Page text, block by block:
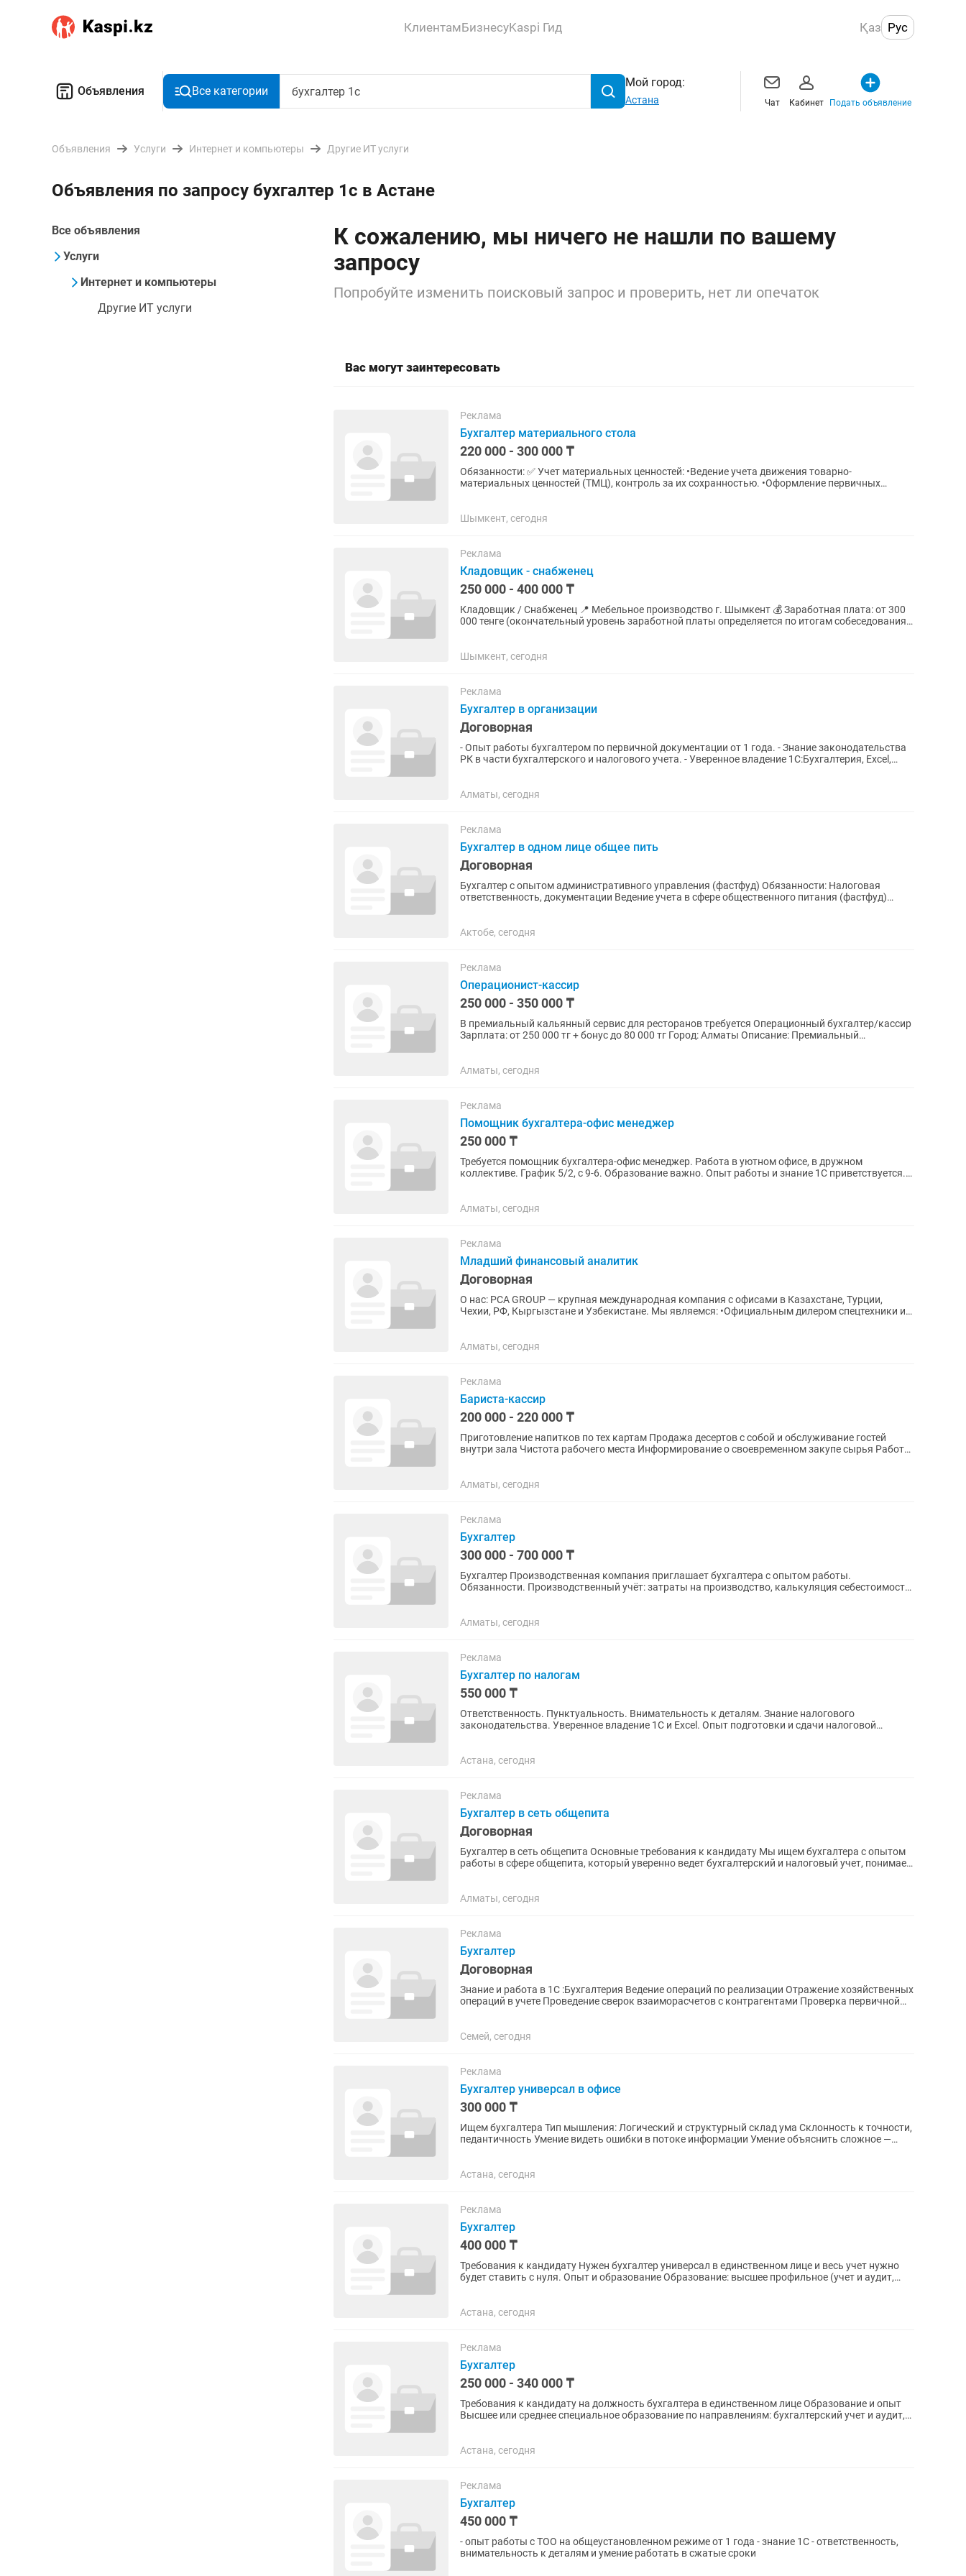
КлиентамБизнесуKaspi Гид Қаз Рус
Объявления Все категории
Мой город:
Астана Чат Кабинет Подать объявление
Объявления Услуги Интернет и компьютеры Другие ИТ услуги
Объявления по запросу бухгалтер 1с в Астане
Все объявления
Услуги
Интернет и компьютеры
Другие ИТ услуги
К сожалению, мы ничего не нашли по вашему
запросу
Попробуйте изменить поисковый запрос и проверить, нет ли опечаток
Вас могут заинтересовать
Реклама
Бухгалтер материального стола
220 000 - 300 000 ₸
Обязанности: ✅ Учет материальных ценностей: •Ведение учета движения товарно-
материальных ценностей (ТМЦ), контроль за их сохранностью. •Оформление первичных
Шымкент, сегодня
Реклама
Кладовщик - снабженец
250 000 - 400 000 ₸
Кладовщик / Снабженец 📍 Мебельное производство г. Шымкент 💰 Заработная плата: от 300
000 тенге (окончательный уровень заработной платы определяется по итогам собеседования).
Шымкент, сегодня
Реклама
Бухгалтер в организации
Договорная
- Опыт работы бухгалтером по первичной документации от 1 года. - Знание законодательства
РК в части бухгалтерского и налогового учета. - Уверенное владение 1С:Бухгалтерия, Excel,
Алматы, сегодня
Реклама
Бухгалтер в одном лице общее пить
Договорная
Бухгалтер с опытом административного управления (фастфуд) Обязанности: Налоговая
ответственность, документации Ведение учета в сфере общественного питания (фастфуд)
Актобе, сегодня
Реклама
Операционист-кассир
250 000 - 350 000 ₸
В премиальный кальянный сервис для ресторанов требуется Операционный бухгалтер/кассир
Зарплата: от 250 000 тг + бонус до 80 000 тг Город: Алматы Описание: Премиальный
Алматы, сегодня
Реклама
Помощник бухгалтера-офис менеджер
250 000 ₸
Требуется помощник бухгалтера-офис менеджер. Работа в уютном офисе, в дружном
коллективе. График 5/2, с 9-6. Образование важно. Опыт работы и знание 1С приветствуется.
Алматы, сегодня
Реклама
Младший финансовый аналитик
Договорная
О нас: PCA GROUP — крупная международная компания с офисами в Казахстане, Турции,
Чехии, РФ, Кыргызстане и Узбекистане. Мы являемся: •Официальным дилером спецтехники и
Алматы, сегодня
Реклама
Бариста-кассир
200 000 - 220 000 ₸
Приготовление напитков по тех картам Продажа десертов с собой и обслуживание гостей
внутри зала Чистота рабочего места Информирование о своевременном закупе сырья Работа
Алматы, сегодня
Реклама
Бухгалтер
300 000 - 700 000 ₸
Бухгалтер Производственная компания приглашает бухгалтера с опытом работы.
Обязанности. Производственный учёт: затраты на производство, калькуляция себестоимости,
Алматы, сегодня
Реклама
Бухгалтер по налогам
550 000 ₸
Ответственность. Пунктуальность. Внимательность к деталям. Знание налогового
законодательства. Уверенное владение 1С и Excel. Опыт подготовки и сдачи налоговой
Астана, сегодня
Реклама
Бухгалтер в сеть общепита
Договорная
Бухгалтер в сеть общепита Основные требования к кандидату Мы ищем бухгалтера с опытом
работы в сфере общепита, который уверенно ведет бухгалтерский и налоговый учет, понимает
Алматы, сегодня
Реклама
Бухгалтер
Договорная
Знание и работа в 1С :Бухгалтерия Ведение операций по реализации Отражение хозяйственных
операций в учете Проведение сверок взаиморасчетов с контрагентами Проверка первичной
Семей, сегодня
Реклама
Бухгалтер универсал в офисе
300 000 ₸
Ищем бухгалтера Тип мышления: Логический и структурный склад ума Склонность к точности,
педантичность Умение видеть ошибки в потоке информации Умение объяснить сложное —
Астана, сегодня
Реклама
Бухгалтер
400 000 ₸
Требования к кандидату Нужен бухгалтер универсал в единственном лице и весь учет нужно
будет ставить с нуля. Опыт и образование Образование: высшее профильное (учет и аудит,
Астана, сегодня
Реклама
Бухгалтер
250 000 - 340 000 ₸
Требования к кандидату на должность бухгалтера в единственном лице Образование и опыт
Высшее или среднее специальное образование по направлениям: бухгалтерский учет и аудит,
Астана, сегодня
Реклама
Бухгалтер
450 000 ₸
- опыт работы с ТОО на общеустановленном режиме от 1 года - знание 1С - ответственность,
внимательность к деталям и умение работать в сжатые сроки